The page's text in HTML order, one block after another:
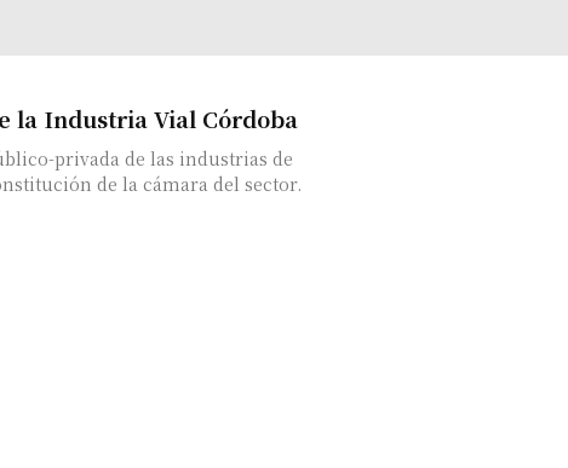
la Industria Vial Córdoba
privada de las industrias de
de la cámara del sector.